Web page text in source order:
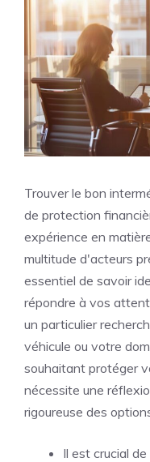
Trouver le bon
de protection
expérience en
multitude d'acteurs
essentiel de savoir
répondre à vos
un particulier
véhicule ou votre
souhaitant protéger
nécessite une
rigoureuse des
Il est crucial